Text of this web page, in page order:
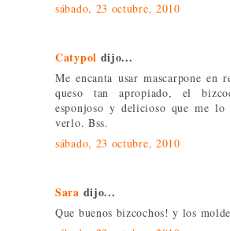
sábado, 23 octubre, 2010
Catypol dijo...
Me encanta usar mascarpone en
queso tan apropiado, el
esponjoso y delicioso que me lo
verlo. Bss.
sábado, 23 octubre, 2010
Sara dijo...
Que buenos bizcochos! y los